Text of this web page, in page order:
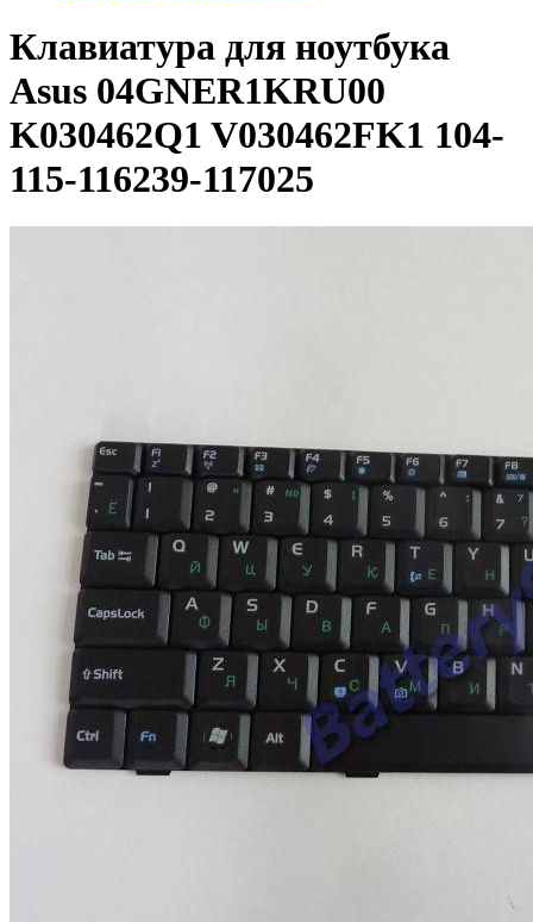
Клавиатура для ноутбука
Asus 04GNER1KRU00
K030462Q1 V030462FK1 104-
115-116239-117025